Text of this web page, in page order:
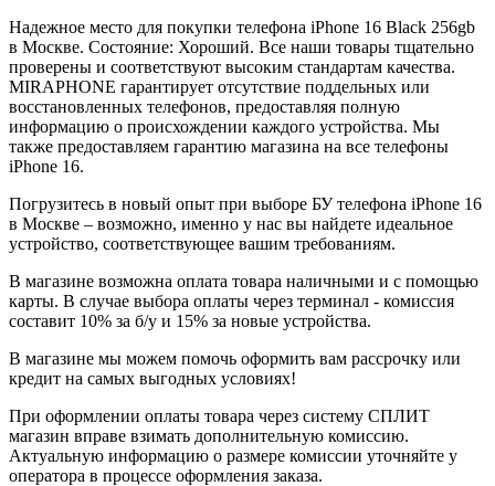
Надежное место для покупки телефона iPhone 16 Black 256gb
в Москве. Состояние: Хороший. Все наши товары тщательно
проверены и соответствуют высоким стандартам качества.
MIRAPHONE гарантирует отсутствие поддельных или
восстановленных телефонов, предоставляя полную
информацию о происхождении каждого устройства. Мы
также предоставляем гарантию магазина на все телефоны
iPhone 16.
Погрузитесь в новый опыт при выборе БУ телефона iPhone 16
в Москве – возможно, именно у нас вы найдете идеальное
устройство, соответствующее вашим требованиям.
В магазине возможна оплата товара наличными и с помощью
карты. В случае выбора оплаты через терминал - комиссия
составит 10% за б/у и 15% за новые устройства.
В магазине мы можем помочь оформить вам рассрочку или
кредит на самых выгодных условиях!
При оформлении оплаты товара через систему СПЛИТ
магазин вправе взимать дополнительную комиссию.
Актуальную информацию о размере комиссии уточняйте у
оператора в процессе оформления заказа.